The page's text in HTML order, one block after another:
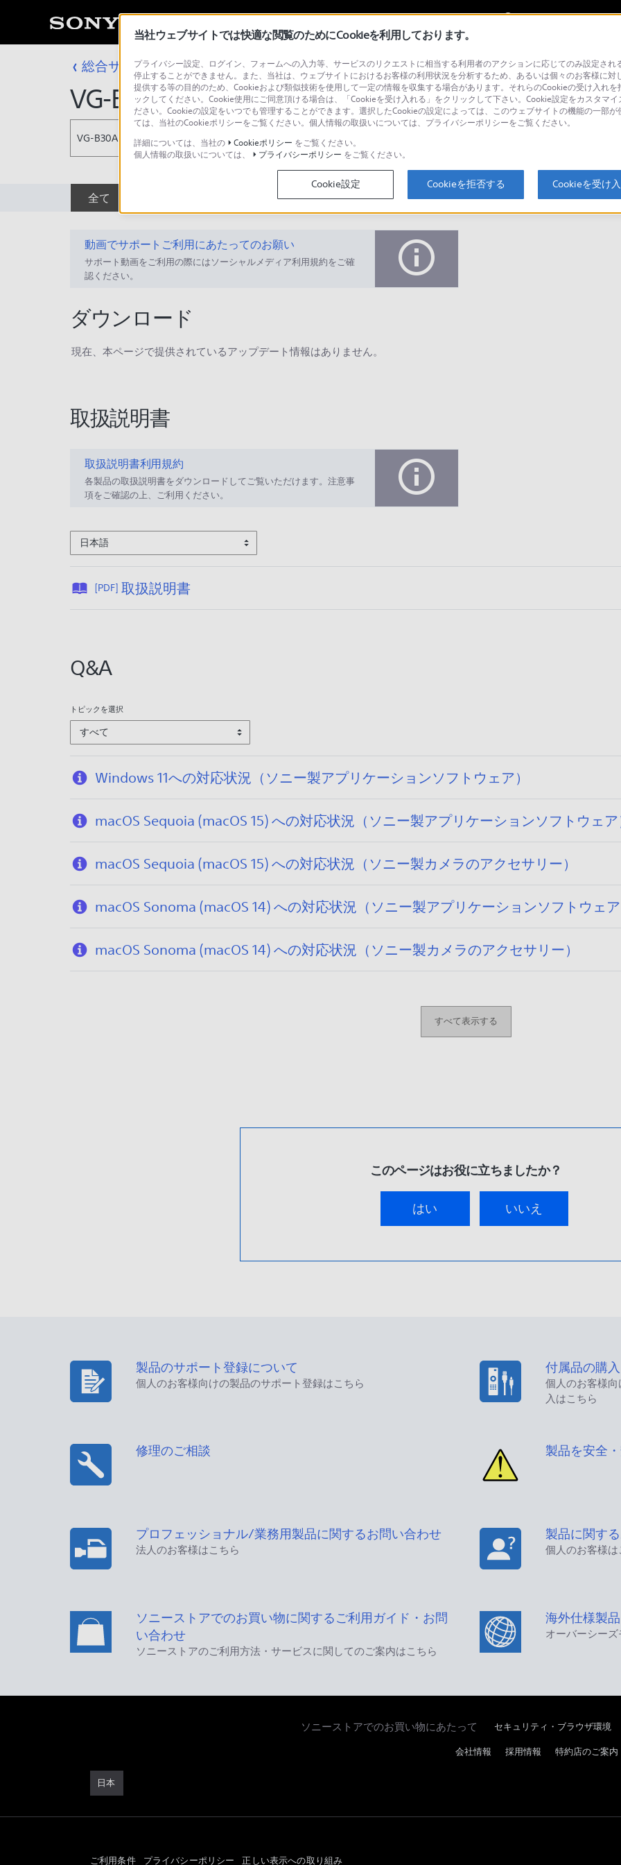
総合サポート・お問い合わせ その他カメラアクセサリー
VG-B30AM
VG-B30AM
全て 取扱説明書 Q&A
動画でサポートご利用にあたってのお願い
サポート動画をご利用の際にはソーシャルメディア利用規約をご確
認ください。
ダウンロード
現在、本ページで提供されているアップデート情報はありません。
取扱説明書
取扱説明書利用規約
各製品の取扱説明書をダウンロードしてご覧いただけます。注意事
項をご確認の上、ご利用ください。
日本語
[PDF] 取扱説明書公
/
1
0
/
Q&A
トピックを選択
すべて
Windows 11への対応状況（ソニー製アプリケーションソフトウェア）
macOS Sequoia (macOS 15) への対応状況（ソニー製アプリケーションソフトウェア
macOS Sequoia (macOS 15) への対応状況（ソニー製カメラのアクセサリー）
macOS Sonoma (macOS 14) への対応状況（ソニー製アプリケーションソフトウェア
macOS Sonoma (macOS 14) への対応状況（ソニー製カメラのアクセサリー）
すべて表示する
このページはお役に立ちましたか？
はい いいえ
製品のサポート登録について
個人のお客様向けの製品のサポート登録はこちら
付属品の購入
個人のお客様
入はこちら
修理のご相談 製品を安全
プロフェッショナル/業務用製品に関するお問い合わせ
法人のお客様はこちら
製品に関す
個人のお客様は
ソニーストアでのお買い物に関するご利用ガイド・お問
い合わせ
ソニーストアのご利用方法・サービスに関してのご案内はこちら
海外仕様製品
オーバーシー
ソニーストアでのお買い物にあたって セキュリティ・ブラウザ環境
日本
会社情報 採用情報 特約店のご案内
ご利用条件 プライバシーポリシー 正しい表示への取り組み
当社ウェブサイトでは快適な閲覧のためにCookieを利用しております。
プライバシー設定、ログイン、フォームへの入力等、サービスのリクエストに相当する利用者のアクションに応じてのみ設定さ
停止することができません。また、当社は、ウェブサイトにおけるお客様の利用状況を分析するため、あるいは個々のお客様に
提供する等の目的のため、Cookieおよび類似技術を使用して一定の情報を収集する場合があります。それらのCookieの受け入れ
ックしてください。Cookie使用にご同意頂ける場合は、「Cookieを受け入れる」をクリックして下さい。Cookie設定をカスタマ
ださい。Cookieの設定をいつでも管理することができます。選択したCookieの設定によっては、このウェブサイトの機能の一部
ては、当社のCookieポリシーをご覧ください。個人情報の取扱いについては、プライバシーポリシーをご覧ください。
詳細については、当社の
Cookieポリシー をご覧ください。
個人情報の取扱いについては、
プライバシーポリシー をご覧ください。
Cookie設定 Cookieを拒否する Cookieを受け